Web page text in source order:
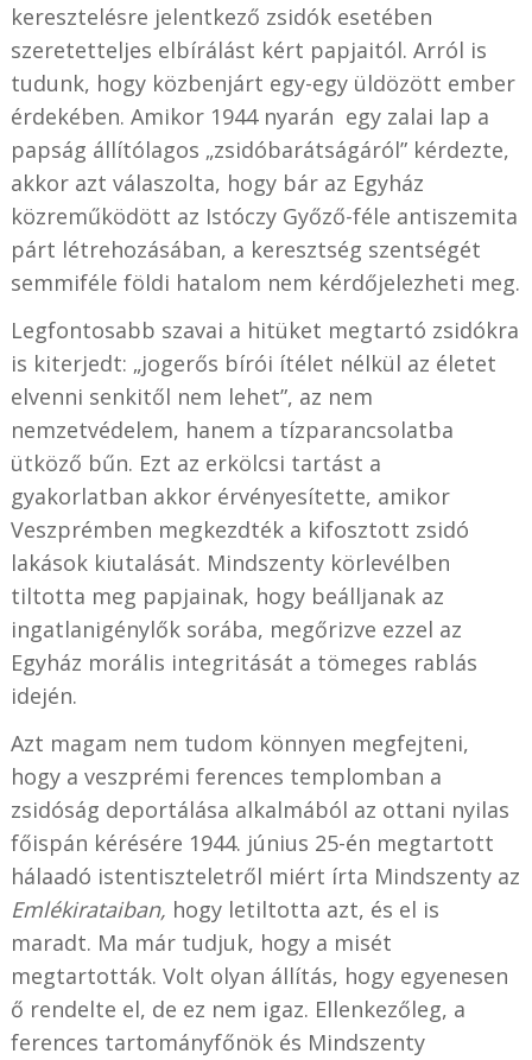
keresztelésre jelentkező zsidók esetében
szeretetteljes elbírálást kért papjaitól. Arról is
tudunk, hogy közbenjárt egy-egy üldözött ember
érdekében. Amikor 1944 nyarán egy zalai lap a
papság állítólagos „zsidóbarátságáról” kérdezte,
akkor azt válaszolta, hogy bár az Egyház
közreműködött az Istóczy Győző-féle antiszemita
párt létrehozásában, a keresztség szentségét
semmiféle földi hatalom nem kérdőjelezheti meg.
Legfontosabb szavai a hitüket megtartó zsidókra
is kiterjedt: „jogerős bírói ítélet nélkül az életet
elvenni senkitől nem lehet”, az nem
nemzetvédelem, hanem a tízparancsolatba
ütköző bűn. Ezt az erkölcsi tartást a
gyakorlatban akkor érvényesítette, amikor
Veszprémben megkezdték a kifosztott zsidó
lakások kiutalását. Mindszenty körlevélben
tiltotta meg papjainak, hogy beálljanak az
ingatlanigénylők sorába, megőrizve ezzel az
Egyház morális integritását a tömeges rablás
idején.
Azt magam nem tudom könnyen megfejteni,
hogy a veszprémi ferences templomban a
zsidóság deportálása alkalmából az ottani nyilas
főispán kérésére 1944. június 25-én megtartott
hálaadó istentiszteletről miért írta Mindszenty az
Emlékirataiban, hogy letiltotta azt, és el is
maradt. Ma már tudjuk, hogy a misét
megtartották. Volt olyan állítás, hogy egyenesen
ő rendelte el, de ez nem igaz. Ellenkezőleg, a
ferences tartományfőnök és Mindszenty